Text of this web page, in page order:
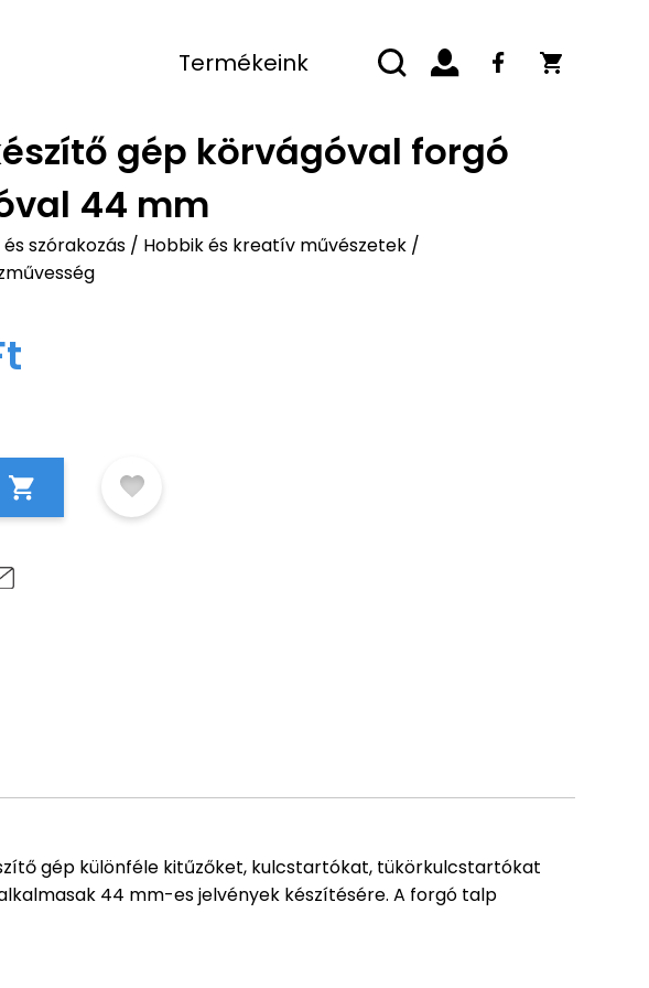
Termékeink
gép körvágóval forgó
44 mm
szórakozás/ Hobbik és kreatív művészetek/
gép különféle kitűzőket, kulcstartókat, tükörkulcstartókat
44 mm-es jelvények készítésére. A forgó talp